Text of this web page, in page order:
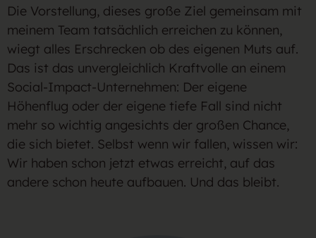
Die Vorstellung, dieses große Ziel gemeinsam mit
meinem Team tatsächlich erreichen zu können,
wiegt alles Erschrecken ob des eigenen Muts auf.
Das ist das unvergleichlich Kraftvolle an einem
Social-Impact-Unternehmen: Der eigene
Höhenflug oder der eigene tiefe Fall sind nicht
mehr so wichtig angesichts der großen Chance,
die sich bietet. Selbst wenn wir fallen, wissen wir:
Wir haben schon jetzt etwas erreicht, auf das
andere schon heute aufbauen. Und das bleibt.